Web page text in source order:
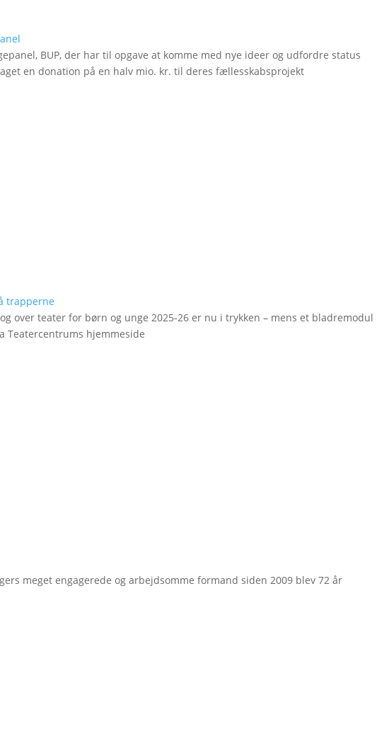
BUP, der har til opgave at komme med nye ideer og udfordre status
en donation på en halv mio. kr. til deres fællesskabsprojekt
trapperne
over teater for børn og unge 2025-26 er nu i trykken – mens et bladremodul
Teatercentrums hjemmeside
meget engagerede og arbejdsomme formand siden 2009 blev 72 år